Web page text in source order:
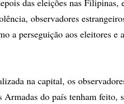
das eleições nas Filipinas,
observadores
a perseguição aos eleitores
na capital, os
Armadas do país tenham feito,